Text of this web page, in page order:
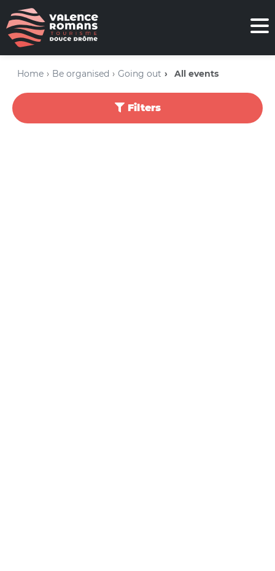
Home Be organised Going out All events
Filters